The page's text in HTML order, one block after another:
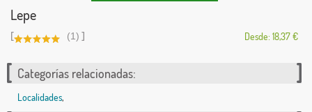
Lepe
[ (1) ] Desde: 18,37 €
Categorías relacionadas:
Localidades,